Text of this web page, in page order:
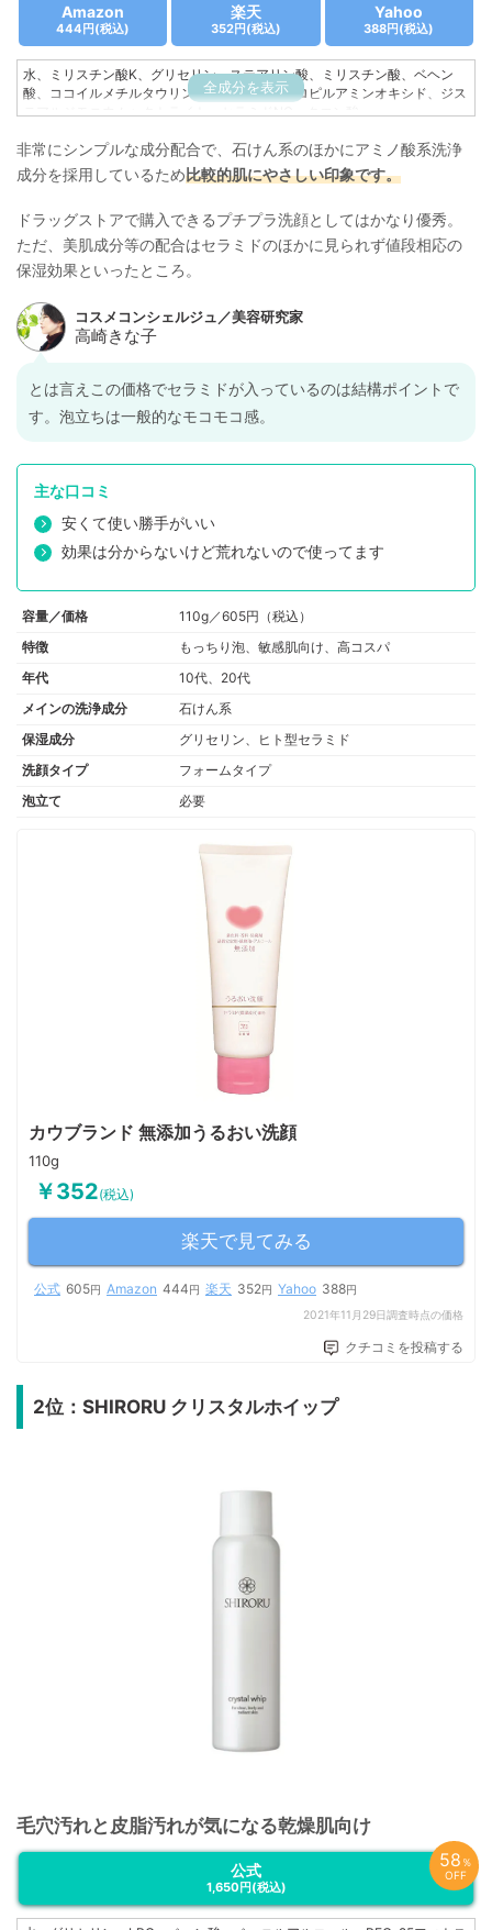
Amazon
444円(税込)
楽天
352円(税込)
Yahoo
388円(税込)
全成分を表示
水、ミリスチン酸K、グリセリン、ステアリン酸、ミリスチン酸、ベヘン
酸、ココイルメチルタウリンK、ラウラミドプロピルアミンオキシド、ジス
テアルジモニウムヘクトライト、セラミドNG、クエン酸
非常にシンプルな成分配合で、石けん系のほかにアミノ酸系洗浄
成分を採用しているため比較的肌にやさしい印象です。
ドラッグストアで購入できるプチプラ洗顔としてはかなり優秀。
ただ、美肌成分等の配合はセラミドのほかに見られず値段相応の
保湿効果といったところ。
とは言えこの価格でセラミドが入っているのは結構ポイントで
す。泡立ちは一般的なモコモコ感。
主な口コミ
安くて使い勝手がいい
効果は分からないけど荒れないので使ってます
容量／価格
110g／605円（税込）
特徴
もっちり泡、敏感肌向け、高コスパ
年代
10代、20代
メインの洗浄成分
石けん系
保湿成分
グリセリン、ヒト型セラミド
洗顔タイプ
フォームタイプ
泡立て
必要
カウブランド 無添加うるおい洗顔
110g
￥352(税込)
楽天で見てみる
公式 605円 Amazon 444円 楽天 352円 Yahoo 388円
2021年11月29日調査時点の価格
クチコミを投稿する
2位：SHIRORU クリスタルホイップ
毛穴汚れと皮脂汚れが気になる乾燥肌向け
公式
1,650円(税込)
58 ％
OFF